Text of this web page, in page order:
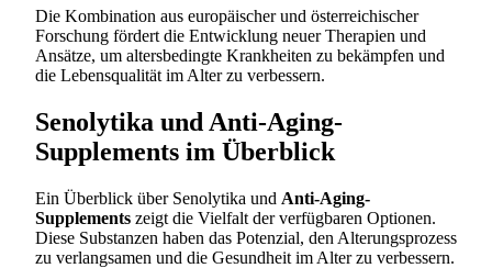
Die Kombination aus europäischer und österreichischer
Forschung fördert die Entwicklung neuer Therapien und
Ansätze, um altersbedingte Krankheiten zu bekämpfen und
die Lebensqualität im Alter zu verbessern.
Senolytika und Anti-Aging-
Supplements im Überblick
Ein Überblick über Senolytika und Anti-Aging-
Supplements zeigt die Vielfalt der verfügbaren Optionen.
Diese Substanzen haben das Potenzial, den Alterungsprozess
zu verlangsamen und die Gesundheit im Alter zu verbessern.